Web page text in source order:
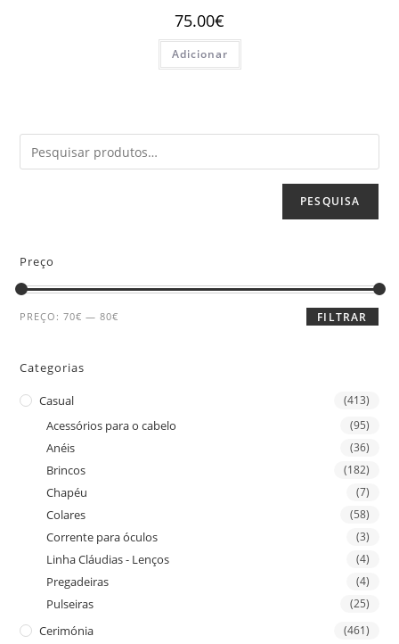
75.00€
Adicionar
PESQUISA
Preço
FILTRAR
PREÇO:70€ —80€
Categorias
Casual (413)
Acessórios para o cabelo (95)
Anéis (36)
Brincos (182)
Chapéu (7)
Colares (58)
Corrente para óculos (3)
Linha Cláudias - Lenços (4)
Pregadeiras (4)
Pulseiras (25)
Cerimónia (461)